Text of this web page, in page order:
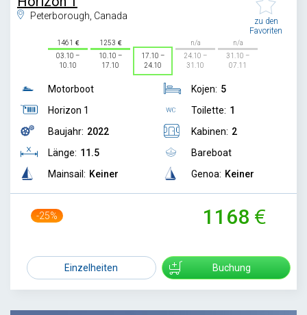
Peterborough, Canada
zu den
Favoriten
1461
03.10 –
10.10
1253
10.10 –
17.10
17.10 –
24.10
n/a
24.10 –
31.10
n/a
31.10 –
07.11
Motorboot
Horizon 1
Baujahr: 2022
Länge: 11.5
Mainsail: Keiner
Kojen: 5
Toilette: 1
Kabinen: 2
Bareboat
Genoa: Keiner
-25% 1168
Einzelheiten Buchung